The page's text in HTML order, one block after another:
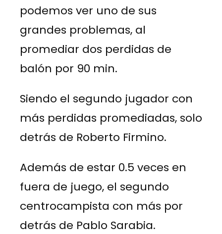
podemos ver uno de sus
grandes problemas, al
promediar dos perdidas de
balón por 90 min.
Siendo el segundo jugador con
más perdidas promediadas, solo
detrás de Roberto Firmino.
Además de estar 0.5 veces en
fuera de juego, el segundo
centrocampista con más por
detrás de Pablo Sarabia.